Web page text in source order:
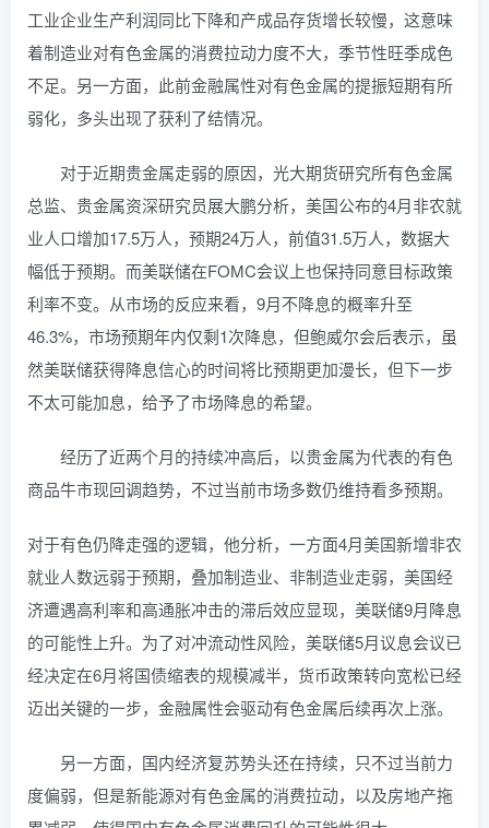
工业企业生产利润同比下降和产成品存货增长较慢，这意味
着制造业对有色金属的消费拉动力度不大，季节性旺季成色
不足。另一方面，此前金融属性对有色金属的提振短期有所
弱化，多头出现了获利了结情况。
对于近期贵金属走弱的原因，光大期货研究所有色金属
总监、贵金属资深研究员展大鹏分析，美国公布的4月非农就
业人口增加17.5万人，预期24万人，前值31.5万人，数据大
幅低于预期。而美联储在FOMC会议上也保持同意目标政策
利率不变。从市场的反应来看，9月不降息的概率升至
46.3%，市场预期年内仅剩1次降息，但鲍威尔会后表示，虽
然美联储获得降息信心的时间将比预期更加漫长，但下一步
不太可能加息，给予了市场降息的希望。
经历了近两个月的持续冲高后，以贵金属为代表的有色
商品牛市现回调趋势，不过当前市场多数仍维持看多预期。
对于有色仍降走强的逻辑，他分析，一方面4月美国新增非农
就业人数远弱于预期，叠加制造业、非制造业走弱，美国经
济遭遇高利率和高通胀冲击的滞后效应显现，美联储9月降息
的可能性上升。为了对冲流动性风险，美联储5月议息会议已
经决定在6月将国债缩表的规模减半，货币政策转向宽松已经
迈出关键的一步，金融属性会驱动有色金属后续再次上涨。
另一方面，国内经济复苏势头还在持续，只不过当前力
度偏弱，但是新能源对有色金属的消费拉动，以及房地产拖